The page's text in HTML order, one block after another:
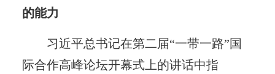
的能力
习近平总书记在第二届“一带一路”国
际合作高峰论坛开幕式上的讲话中指